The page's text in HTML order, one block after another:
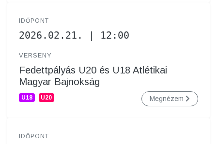
IDŐPONT
2026.02.21. | 12:00
VERSENY
Fedettpályás U20 és U18 Atlétikai
Magyar Bajnokság
U18 U20 Megnézem
IDŐPONT